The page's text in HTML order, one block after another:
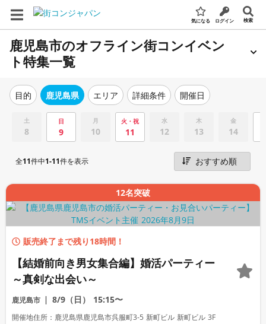
気になる ログイン 検索
鹿児島市のオフライン街コンイベン
ト特集一覧
目的 鹿児島県 エリア 詳細条件 開催日
土
8
日
9
月
10
火・祝
11
水
12
木
13
金
14
全11件中1-11件を表示
12名突破
販売終了まで残り18時間！
【結婚前向き男女集合編】婚活パーティー
～真剣な出会い～
鹿児島市 8/9（日） 15:15〜
開催地住所：鹿児島県鹿児島市呉服町3-5 新町ビル 新町ビル 3F